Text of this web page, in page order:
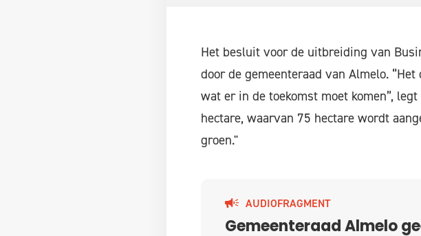
Het besluit voor de uitbreiding van
door de gemeenteraad van Almelo.
wat er in de toekomst moet komen”,
hectare, waarvan 75 hectare wordt
groen."
AUDIOFRAGMENT
Gemeenteraad Almelo